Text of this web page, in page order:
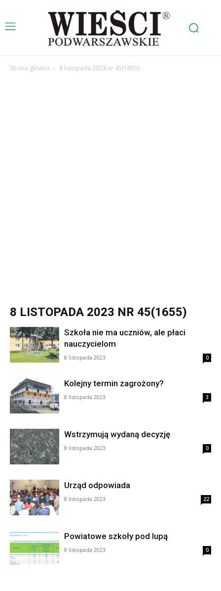
Strona główna 8 listopada 2023 nr 45(1655)
8 LISTOPADA 2023 NR 45(1655)
Szkoła nie ma uczniów, ale płaci
nauczycielom
8 listopada 2023 0
Kolejny termin zagrożony?
8 listopada 2023 3
Wstrzymują wydaną decyzję
8 listopada 2023 0
Urząd odpowiada
8 listopada 2023 22
Powiatowe szkoły pod lupą
8 listopada 2023 0